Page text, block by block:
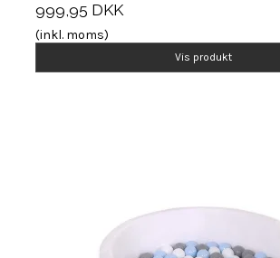
999,95 DKK
(inkl. moms)
Vis produkt